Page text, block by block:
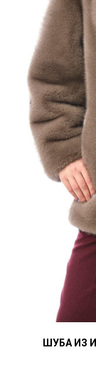
ШУБА ИЗ